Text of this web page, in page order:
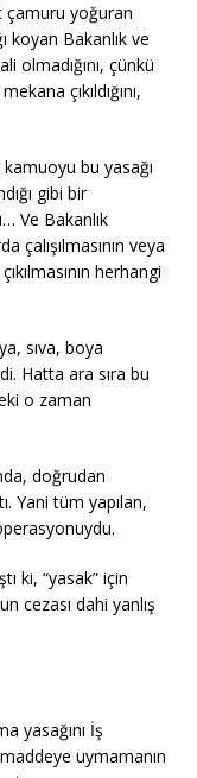
çamuru yoğuran
koyan Bakanlık ve
olmadığını, çünkü
çıkıldığını,
bu yasağı
gibi bir
Ve Bakanlık
çalışılmasının veya
herhangi
sıva, boya
Hatta ara sıra bu
o zaman
doğrudan
Yani tüm yapılan,
ki, “yasak” için
cezası dahi yanlış
yasağını İş
maddeye uymamanın